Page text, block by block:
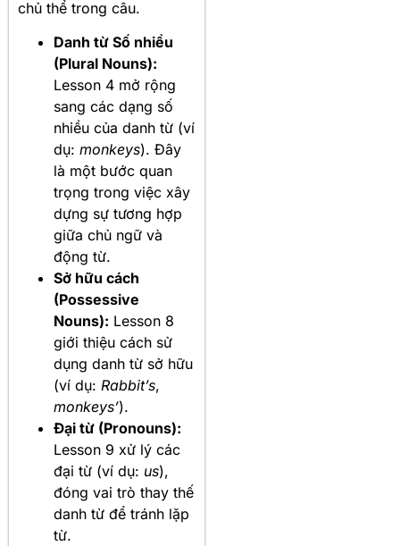
chủ thể trong câu.
Danh từ Số nhiều
(Plural Nouns):
Lesson 4 mở rộng
sang các dạng số
nhiều của danh từ (ví
dụ: monkeys). Đây
là một bước quan
trọng trong việc xây
dựng sự tương hợp
giữa chủ ngữ và
động từ.
Sở hữu cách
(Possessive
Nouns): Lesson 8
giới thiệu cách sử
dụng danh từ sở hữu
(ví dụ: Rabbit’s,
monkeys’).
Đại từ (Pronouns):
Lesson 9 xử lý các
đại từ (ví dụ: us),
đóng vai trò thay thế
danh từ để tránh lặp
từ.